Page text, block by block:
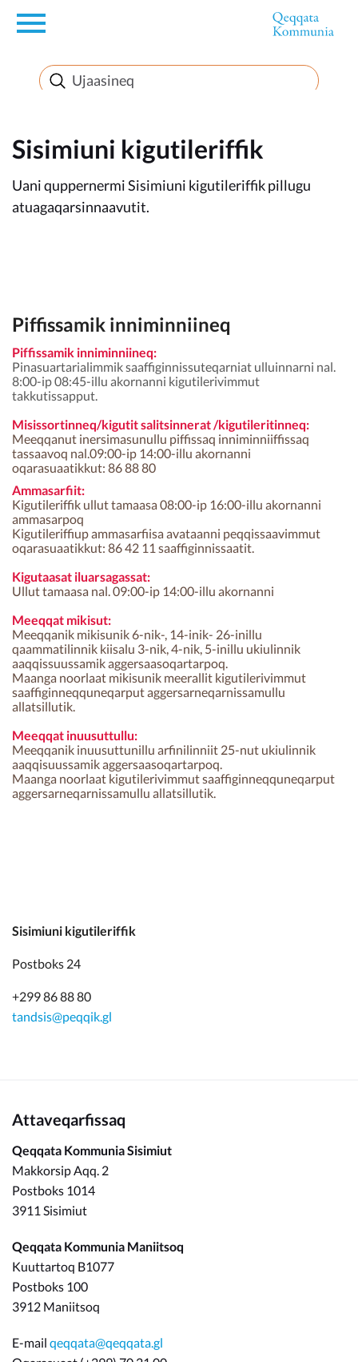
en
Innuttaasunut
Inuussutissarsiorneq
Politikki
Imminut sullinneq
Kommunimi pilersaarut
Kommune pillugu
Sisimiuni kigutileriffik
Uani quppernermi Sisimiuni kigutileriffik pillugu
atuagaqarsinnaavutit.
Piffissamik inniminniineq
Piffissamik inniminniineq:
Pinasuartarialimmik saaffiginnissuteqarniat ulluinnarni nal.
8:00-ip 08:45-illu akornanni kigutilerivimmut
takkutissapput.
Misissortinneq/kigutit salitsinnerat /kigutileritinneq:
Meeqqanut inersimasunullu piffissaq inniminniiffissaq
tassaavoq nal.09:00-ip 14:00-illu akornanni
oqarasuaatikkut: 86 88 80
Ammasarfiit:
Kigutileriffik ullut tamaasa 08:00-ip 16:00-illu akornanni
ammasarpoq
Kigutileriffiup ammasarfiisa avataanni peqqissaavimmut
oqarasuaatikkut: 86 42 11 saaffiginnissaatit.
Kigutaasat iluarsagassat:
Ullut tamaasa nal. 09:00-ip 14:00-illu akornanni
Meeqqat mikisut:
Meeqqanik mikisunik 6-nik-, 14-inik- 26-inillu
qaammatilinnik kiisalu 3-nik, 4-nik, 5-inillu ukiulinnik
aaqqissuussamik aggersaasoqartarpoq.
Maanga noorlaat mikisunik meerallit kigutilerivimmut
saaffiginneqquneqarput aggersarneqarnissamullu
allatsillutik.
Meeqqat inuusuttullu:
Meeqqanik inuusuttunillu arfinilinniit 25-nut ukiulinnik
aaqqisuussamik aggersaasoqartarpoq.
Maanga noorlaat kigutilerivimmut saaffiginneqquneqarput
aggersarneqarnissamullu allatsillutik.
Sisimiuni kigutileriffik
Postboks 24
+299 86 88 80
tandsis@peqqik.gl
Attaveqarfissaq
Qeqqata Kommunia Sisimiut
Makkorsip Aqq. 2
Postboks 1014
3911 Sisimiut
Qeqqata Kommunia Maniitsoq
Kuuttartoq B1077
Postboks 100
3912 Maniitsoq
E-mail qeqqata@qeqqata.gl